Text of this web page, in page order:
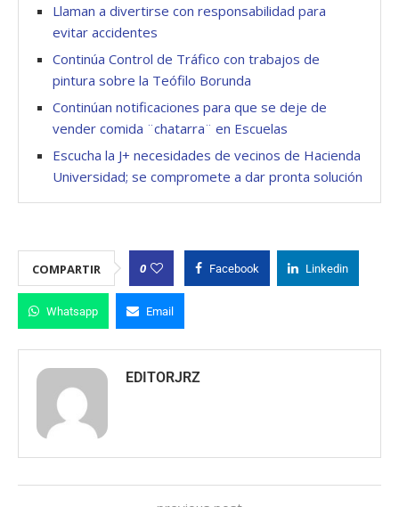
Llaman a divertirse con responsabilidad para
evitar accidentes
Continúa Control de Tráfico con trabajos de
pintura sobre la Teófilo Borunda
Continúan notificaciones para que se deje de
vender comida ¨chatarra¨ en Escuelas
Escucha la J+ necesidades de vecinos de Hacienda
Universidad; se compromete a dar pronta solución
COMPARTIR 0 Facebook Linkedin
Whatsapp Email
EDITORJRZ